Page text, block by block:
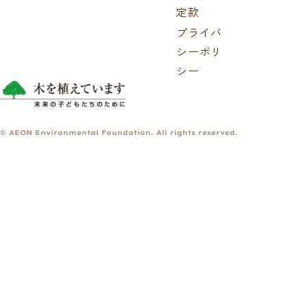
定款
プライバ
シーポリ
シー
© AEON Environmental Foundation. All rights reserved.